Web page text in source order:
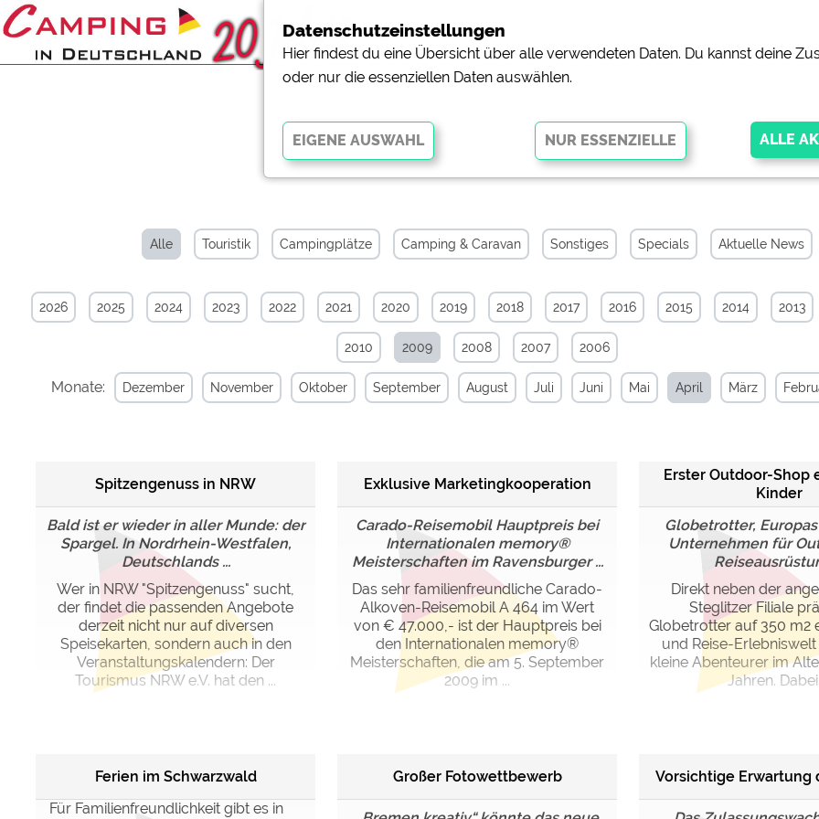
News-Archiv von April 2009
Alle Touristik Campingplätze Camping & Caravan Sonstiges Specials Aktuelle News
2026 2025 2024 2023 2022 2021 2020 2019 2018 2017 2016 2015 2014 2013
2010 2009 2008 2007 2006
Monate: Dezember November Oktober September August Juli Juni Mai April März
Spitzengenuss in NRW
Bald ist er wieder in aller Munde: der
Spargel. In Nordrhein-Westfalen,
Deutschlands ...
Wer in NRW "Spitzengenuss" sucht,
der findet die passenden Angebote
derzeit nicht nur auf diversen
Speisekarten, sondern auch in den
Veranstaltungskalendern: Der
Tourismus NRW e.V. hat den ...
Exklusive Marketingkooperation
Carado-Reisemobil Hauptpreis bei
Internationalen memory®
Meisterschaften im Ravensburger ...
Das sehr familienfreundliche Carado-
Alkoven-Reisemobil A 464 im Wert
von € 47.000,- ist der Hauptpreis bei
den Internationalen memory®
Meisterschaften, die am 5. September
2009 im ...
Erster Outdoor-Shop
Kinder
Globetrotter,
Unternehmen für
Direkt neben der
Steglitzer Filiale
Globetrotter auf 350 m2
und Reise-
kleine Abenteurer im
Jahren. Dabei
Ferien im Schwarzwald
Für Familienfreundlichkeit gibt es in
Großer Fotowettbewerb Vorsichtige Erwartung
Datenschutzeinstellungen
Hier findest du eine Übersicht über alle verwendeten Daten. Du kannst deine
oder nur die essenziellen Daten auswählen.
der Website dringend erforderlich. Ohne diese Cookies werden Teile der Website
funktionieren
Externe Medien
YouTube (Videos von Campingplätzen)
https://policies.google.com/privacy
Campingplatzvorschau (Vorschau der Internetseiten von
Campingplätzen)
siehe Datenschutzerklärung des
Google Maps (Kartensuche, Anfahrt usw.)
https://policies.google.com/privacy
Google Analytics https://policies.google.com/privacy
Google Ads
https://policies.google.com/privacy
Google AdSense
https://policies.google.com/privacy
Google Remarketing
https://policies.google.com/privacy
Die Cookieeinstellungen können jeder Zeit im Footer über "COOKIES" geändert